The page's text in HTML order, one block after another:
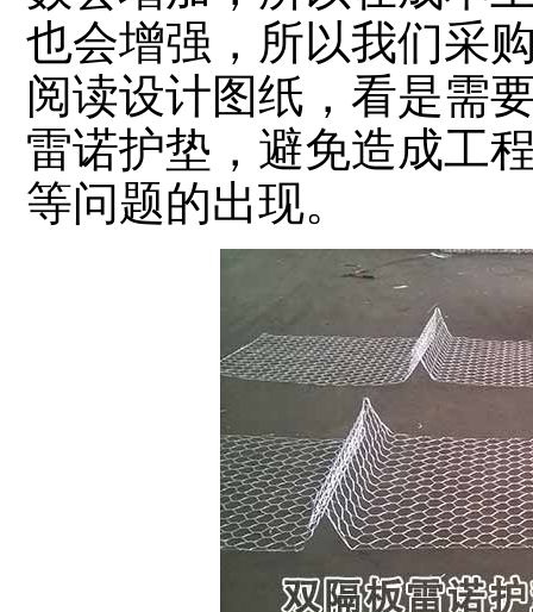
也会增强，所以我们采
阅读设计图纸，看是需
雷诺护垫，避免造成工
等问题的出现。